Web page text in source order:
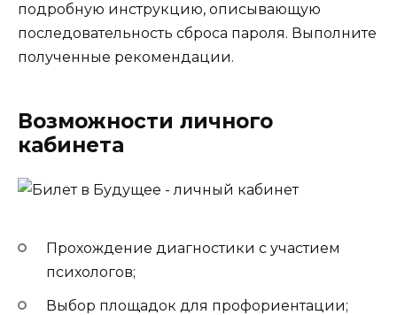
подробную инструкцию, описывающую
последовательность сброса пароля. Выполните
полученные рекомендации.
Возможности личного
кабинета
Прохождение диагностики с участием
психологов;
Выбор площадок для профориентации;